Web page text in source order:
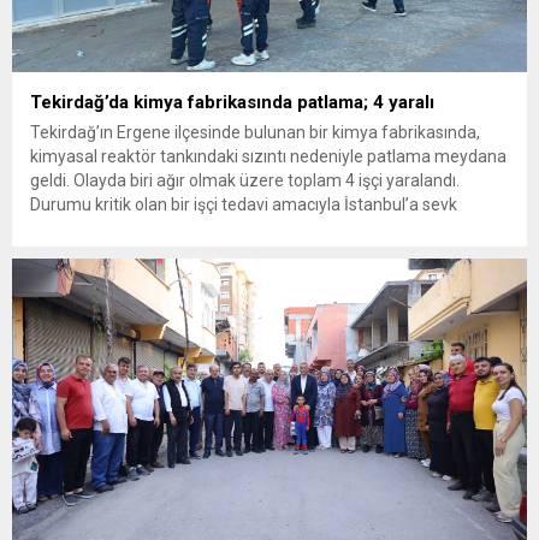
Tekirdağ’da kimya fabrikasında patlama; 4 yaralı
Tekirdağ’ın Ergene ilçesinde bulunan bir kimya fabrikasında,
kimyasal reaktör tankındaki sızıntı nedeniyle patlama meydana
geldi. Olayda biri ağır olmak üzere toplam 4 işçi yaralandı.
Durumu kritik olan bir işçi tedavi amacıyla İstanbul’a sevk
ilçesine...